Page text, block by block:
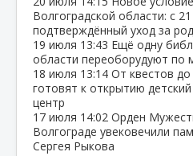
Волгоградской области: с
подтверждённый уход за
19 июля 13:43 Ещё одну
области переоборудуют по
18 июля 13:14 От квестов
готовят к открытию
центр
17 июля 14:02 Орден
Волгограде увековечили
Сергея Рыкова